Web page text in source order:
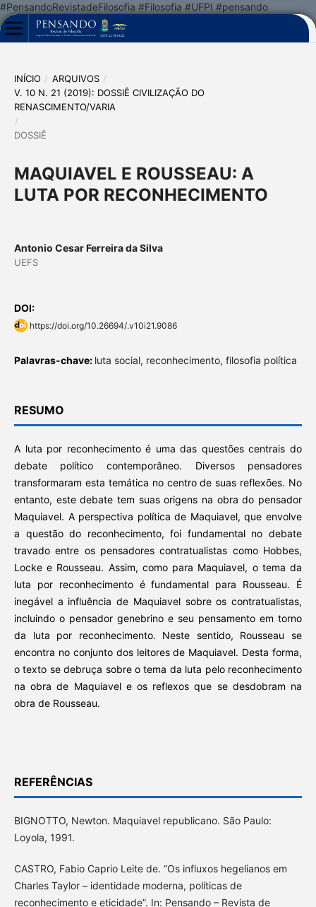
#PensandoRevistadeFilosofia #Filosofia #UFPI #pensando
INÍCIO / ARQUIVOS /
V. 10 N. 21 (2019): DOSSIÊ CIVILIZAÇÃO DO
RENASCIMENTO/VARIA
/
DOSSIÊ
MAQUIAVEL E ROUSSEAU: A
LUTA POR RECONHECIMENTO
Antonio Cesar Ferreira da Silva
UEFS
DOI:
https://doi.org/10.26694/.v10i21.9086
Palavras-chave: luta social, reconhecimento, filosofia política
RESUMO
A luta por reconhecimento é uma das questões centrais do
debate político contemporâneo. Diversos pensadores
transformaram esta temática no centro de suas reflexões. No
entanto, este debate tem suas origens na obra do pensador
Maquiavel. A perspectiva política de Maquiavel, que envolve
a questão do reconhecimento, foi fundamental no debate
travado entre os pensadores contratualistas como Hobbes,
Locke e Rousseau. Assim, como para Maquiavel, o tema da
luta por reconhecimento é fundamental para Rousseau. É
inegável a influência de Maquiavel sobre os contratualistas,
incluindo o pensador genebrino e seu pensamento em torno
da luta por reconhecimento. Neste sentido, Rousseau se
encontra no conjunto dos leitores de Maquiavel. Desta forma,
o texto se debruça sobre o tema da luta pelo reconhecimento
na obra de Maquiavel e os reflexos que se desdobram na
obra de Rousseau.
REFERÊNCIAS
BIGNOTTO, Newton. Maquiavel republicano. São Paulo:
Loyola, 1991.
CASTRO, Fabio Caprio Leite de. “Os influxos hegelianos em
Charles Taylor – identidade moderna, políticas de
reconhecimento e eticidade”. In: Pensando – Revista de